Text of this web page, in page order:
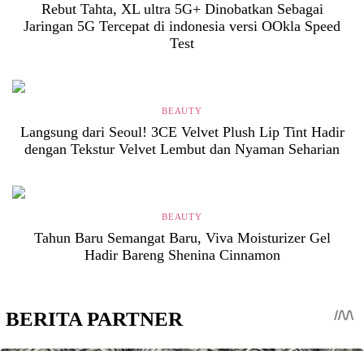
Rebut Tahta, XL ultra 5G+ Dinobatkan Sebagai
Jaringan 5G Tercepat di indonesia versi OOkla Speed
Test
BEAUTY
Langsung dari Seoul! 3CE Velvet Plush Lip Tint Hadir
dengan Tekstur Velvet Lembut dan Nyaman Seharian
BEAUTY
Tahun Baru Semangat Baru, Viva Moisturizer Gel
Hadir Bareng Shenina Cinnamon